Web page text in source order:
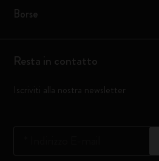
Borse
Resta in contatto
Iscriviti alla nostra newsletter